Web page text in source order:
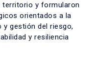
y formularon
orientados a la
y gestión del riesgo,
y resiliencia